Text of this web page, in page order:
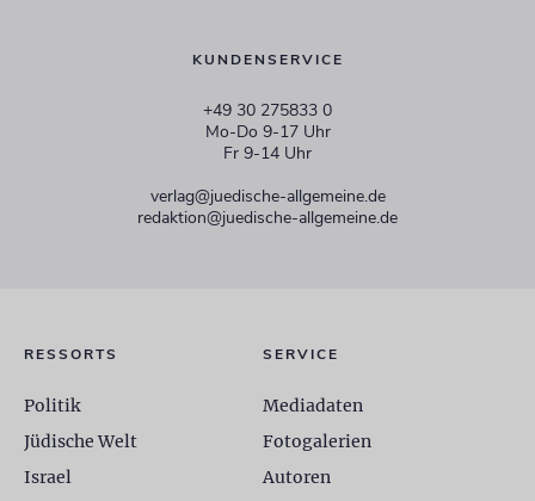
KUNDENSERVICE
+49 30 275833 0
Mo-Do 9-17 Uhr
Fr 9-14 Uhr
verlag@juedische-allgemeine.de
redaktion@juedische-allgemeine.de
RESSORTS
Politik
Jüdische Welt
Israel
SERVICE
Mediadaten
Fotogalerien
Autoren